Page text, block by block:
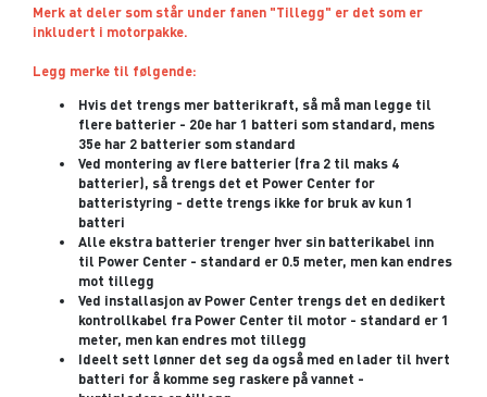
Merk at deler som står under fanen "Tillegg" er det som er
inkludert i motorpakke.
Legg merke til følgende:
Hvis det trengs mer batterikraft, så må man legge til
flere batterier - 20e har 1 batteri som standard, mens
35e har 2 batterier som standard
Ved montering av flere batterier (fra 2 til maks 4
batterier), så trengs det et Power Center for
batteristyring - dette trengs ikke for bruk av kun 1
batteri
Alle ekstra batterier trenger hver sin batterikabel inn
til Power Center - standard er 0.5 meter, men kan endres
mot tillegg
Ved installasjon av Power Center trengs det en dedikert
kontrollkabel fra Power Center til motor - standard er 1
meter, men kan endres mot tillegg
Ideelt sett lønner det seg da også med en lader til hvert
batteri for å komme seg raskere på vannet -